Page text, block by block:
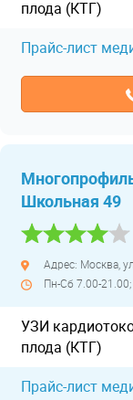
плода (КТГ)
Прайс-лист
Школьная 49
Адрес: Москва,
Пн-Сб 7.00-
УЗИ
плода (КТГ)
Прайс-лист